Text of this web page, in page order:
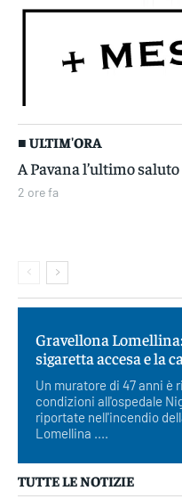
■ ULTIM'ORA
A Pavana l’ultimo
2 ore fa
Gravellona
sigaretta accesa e la
Un muratore di 47 anni è
condizioni all'ospedale
riportate nell'incendio
Lomellina ....
TUTTE LE NOTIZIE